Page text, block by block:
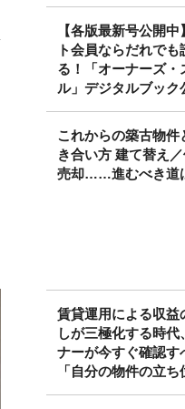
【各版最新号公開中
ト会員ならだれでも
る！「オーナーズ・
ル」デジタルブック
これからの築古物件
き合い方 建て替え
売却……進むべき道
賃貸運用による収益
しが三極化する時代
ナーが今すぐ確認す
「自分の物件の立ち